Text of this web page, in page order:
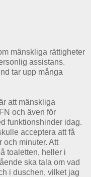
mänskliga rättigheter
assistans.
tar upp många
att mänskliga
och även för
funktionshinder idag.
acceptera att få
och minuter. Att
toaletten, heller i
ska tala om vad
i duschen, vilket jag